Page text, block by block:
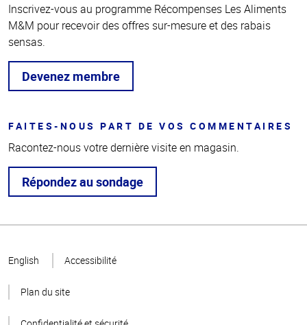
Inscrivez-vous au programme Récompenses Les Aliments
M&M pour recevoir des offres sur-mesure et des rabais
sensas.
Devenez membre
FAITES-NOUS PART DE VOS COMMENTAIRES
Racontez-nous votre dernière visite en magasin.
Répondez au sondage
page
English Accessibilité
Plan du site